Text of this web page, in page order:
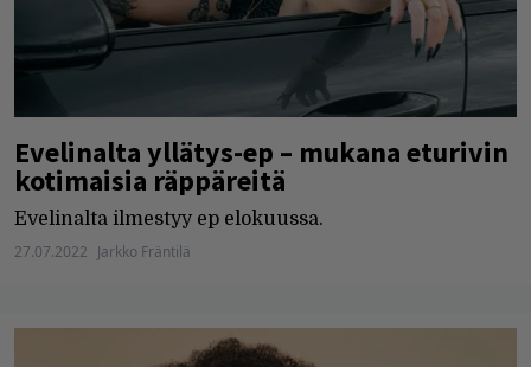
Evelinalta yllätys-ep – mukana eturivin
kotimaisia räppäreitä
Evelinalta ilmestyy ep elokuussa.
27.07.2022 Jarkko Fräntilä